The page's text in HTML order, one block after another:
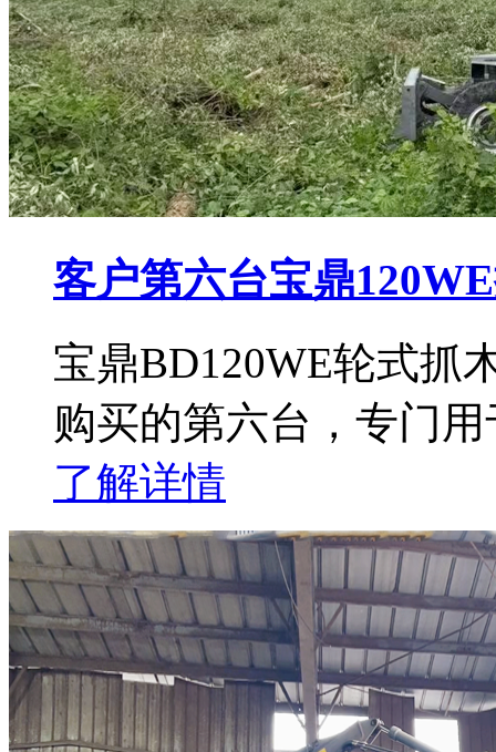
客户第六台宝鼎
宝鼎BD120WE轮式抓
购买的第六台，专门
了解详情